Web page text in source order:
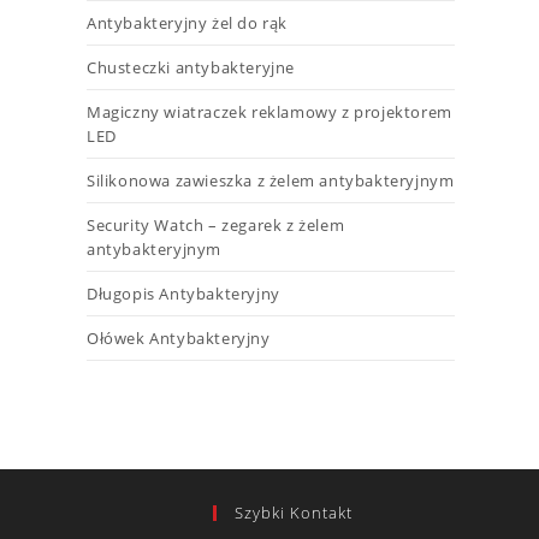
Antybakteryjny żel do rąk
Chusteczki antybakteryjne
Magiczny wiatraczek reklamowy z projektorem
LED​
Silikonowa zawieszka z żelem antybakteryjnym
Security Watch – zegarek z żelem
antybakteryjnym
Długopis Antybakteryjny
Ołówek Antybakteryjny
Szybki Kontakt